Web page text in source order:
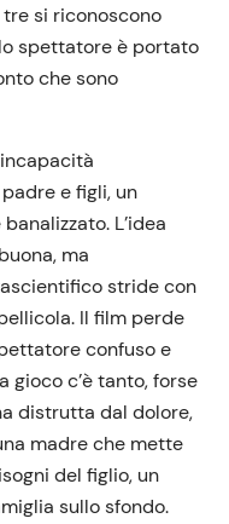
si riconoscono
spettatore è portato
che sono
e figli, un
L’idea
ma
stride con
Il film perde
confuso e
gioco c’è tanto, forse
distrutta dal dolore,
madre che mette
del figlio, un
sullo sfondo.